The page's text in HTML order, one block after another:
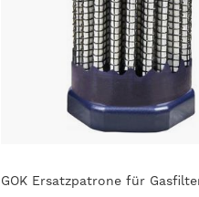
GOK Ersatzpatrone für